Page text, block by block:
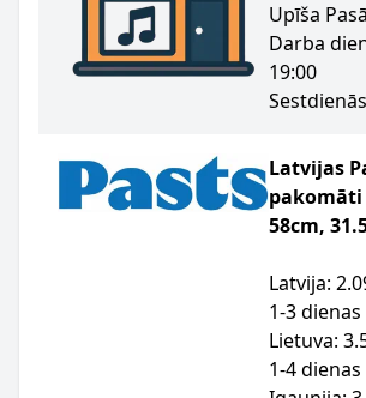
Upīša
Darba
19:00
Latvijas
pakomāti
58cm,
Latvija:
1-3 dienas
Lietuva:
1-4 dienas